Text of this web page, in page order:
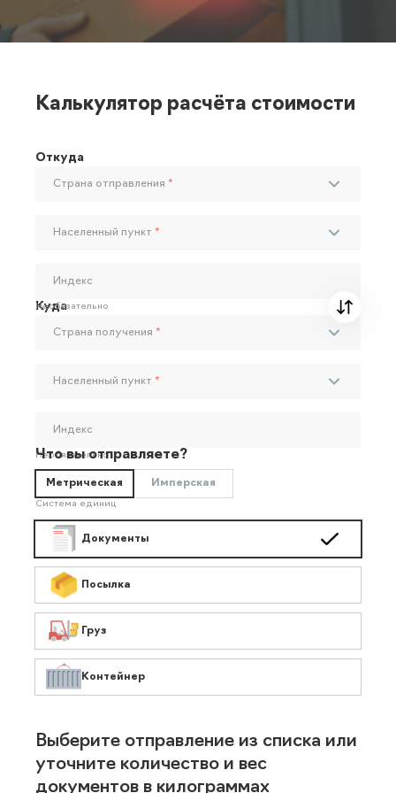
Калькулятор расчёта стоимости
Откуда
Страна отправления *
Населенный пункт *
Индекс
Необязательно
Куда
Страна получения *
Населенный пункт *
Индекс
Необязательно
Что вы отправляете?
Метрическая Имперская
Система единиц
Документы
Посылка
Груз
Контейнер
Выберите отправление из списка или
уточните количество и вес
документов в килограммах